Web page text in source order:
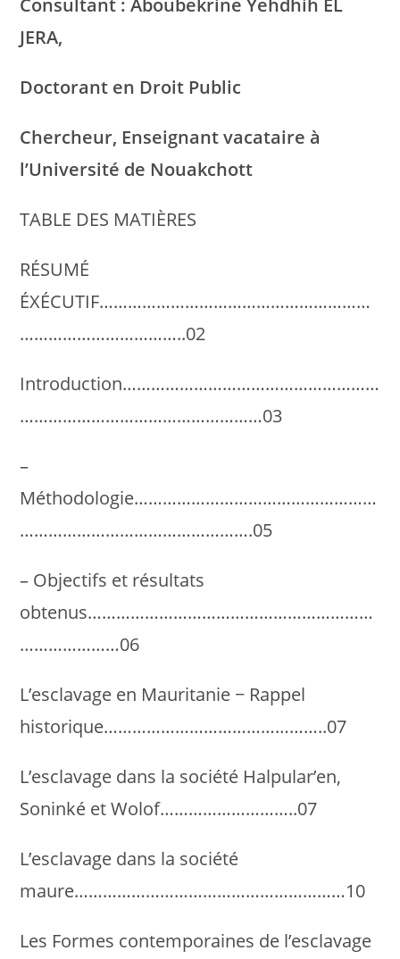
JERA,
Doctorant en Droit Public
Chercheur, Enseignant vacataire à
l’Université de Nouakchott
TABLE DES MATIÈRES
RÉSUMÉ
ÉXÉCUTIF…………………………………………………
……………………………..02
Introduction………………………………………………
……………………………………………03
–
Méthodologie……………………………………………
………………………………………….05
– Objectifs et résultats
obtenus……………………………………………………
…………………06
L’esclavage en Mauritanie − Rappel
historique………………………………………..07
L’esclavage dans la société Halpular’en,
Soninké et Wolof………………………..07
L’esclavage dans la société
maure…………………………………………………10
Les Formes contemporaines de l’esclavage